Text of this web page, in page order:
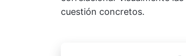
cuestión concretos.